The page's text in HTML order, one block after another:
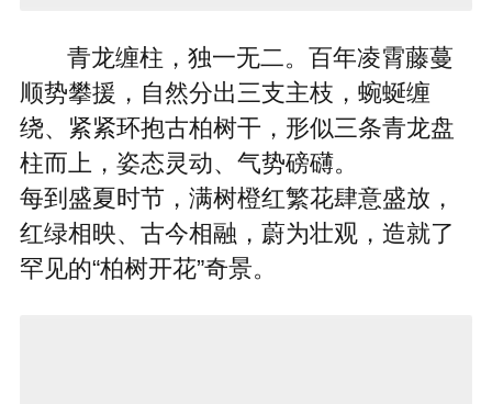
青龙缠柱，独一无二。百年凌霄藤蔓
顺势攀援，自然分出三支主枝，蜿蜒缠
绕、紧紧环抱古柏树干，形似三条青龙盘
柱而上，姿态灵动、气势磅礴。
每到盛夏时节，满树橙红繁花肆意盛放，
红绿相映、古今相融，蔚为壮观，造就了
罕见的“柏树开花”奇景。